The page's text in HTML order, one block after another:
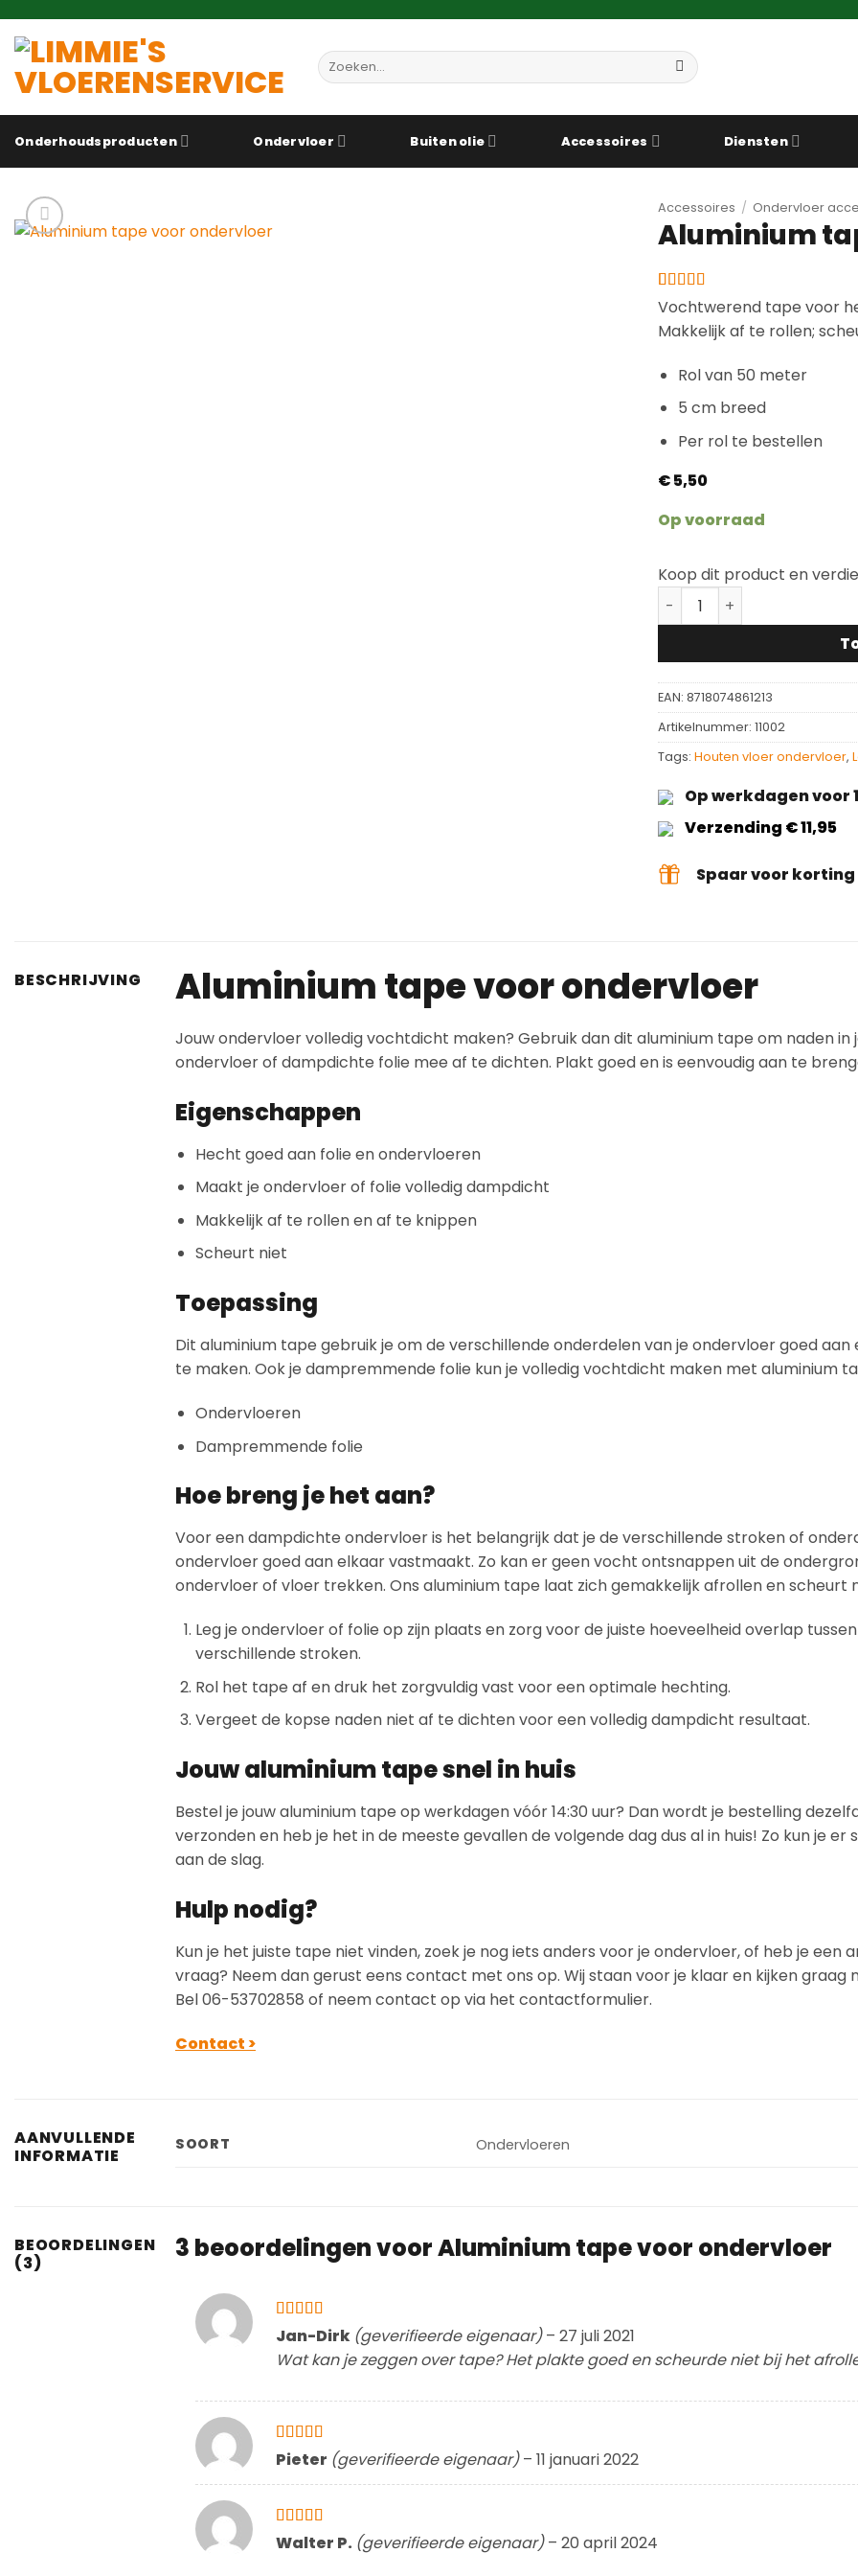
naar
inhoud
Zoeken
naar:
Onderhoudsproducten Ondervloer Buiten olie Accessoires Diensten
Accessoires / Ondervloer
Aluminium
Gewaardeerd
4.67op 5
gebaseerd
3
Vochtwerend tape voor
Makkelijk af te rollen;
Rol van 50 meter
5 cm breed
Per rol te bestellen
€5,50
Op voorraad
Koop dit product en
Aluminium tape voor
EAN: 8718074861213
Artikelnummer: 11002
Tags: Houten vloer ondervloer,
Op werkdagen voor
Verzending € 11,95
Spaar voor
BESCHRIJVING Aluminium tape voor ondervloer
Jouw ondervloer volledig vochtdicht maken? Gebruik dan dit aluminium tape om naden in
ondervloer of dampdichte folie mee af te dichten. Plakt goed en is eenvoudig aan te
Eigenschappen
Hecht goed aan folie en ondervloeren
Maakt je ondervloer of folie volledig dampdicht
Makkelijk af te rollen en af te knippen
Scheurt niet
Toepassing
Dit aluminium tape gebruik je om de verschillende onderdelen van je ondervloer goed aan
te maken. Ook je dampremmende folie kun je volledig vochtdicht maken met aluminium
Ondervloeren
Dampremmende folie
Hoe breng je het aan?
Voor een dampdichte ondervloer is het belangrijk dat je de verschillende stroken of
ondervloer goed aan elkaar vastmaakt. Zo kan er geen vocht ontsnappen uit de
ondervloer of vloer trekken. Ons aluminium tape laat zich gemakkelijk afrollen en scheurt
Leg je ondervloer of folie op zijn plaats en zorg voor de juiste hoeveelheid overlap
verschillende stroken.
Rol het tape af en druk het zorgvuldig vast voor een optimale hechting.
Vergeet de kopse naden niet af te dichten voor een volledig dampdicht resultaat.
Jouw aluminium tape snel in huis
Bestel je jouw aluminium tape op werkdagen vóór 14:30 uur? Dan wordt je bestelling
verzonden en heb je het in de meeste gevallen de volgende dag dus al in huis! Zo kun je er
aan de slag.
Hulp nodig?
Kun je het juiste tape niet vinden, zoek je nog iets anders voor je ondervloer, of heb je een
vraag? Neem dan gerust eens contact met ons op. Wij staan voor je klaar en kijken graag
Bel 06-53702858 of neem contact op via het contactformulier.
Contact >
AANVULLENDE
INFORMATIE
SOORT Ondervloeren
BEOORDELINGEN
(3)
3 beoordelingen voorAluminium tape voor ondervloer
Gewaardeerd
4uit 5
Jan-Dirk (geverifieerde eigenaar) – 27 juli 2021
Wat kan je zeggen over tape? Het plakte goed en scheurde niet bij het
Gewaardeerd
5 uit 5
Pieter (geverifieerde eigenaar) – 11 januari 2022
Gewaardeerd
5uit 5
Walter P. (geverifieerde eigenaar) – 20 april 2024